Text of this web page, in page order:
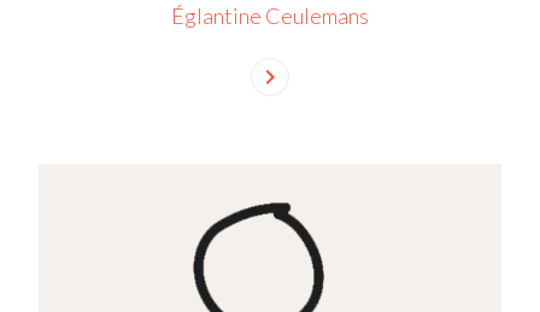
Églantine Ceulemans
chevron_right